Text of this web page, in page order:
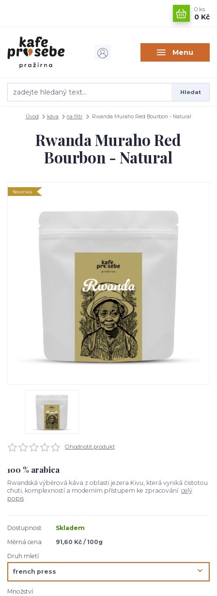
Menu
Hledat
0 ks
0 Kč
Úvod káva na filtr Rwanda Muraho Red Bourbon - Natural
Rwanda Muraho Red
Bourbon - Natural
Novinka
Ohodnotit produkt
100 % arabica
Rwandská výběrová káva z oblasti jezera Kivu, která vyniká čistotou
chuti, komplexností a moderním přístupem ke zpracování. celý
popis
Dostupnost
Skladem
Měrná cena
91,60 Kč / 100g
Druh mletí
Množství